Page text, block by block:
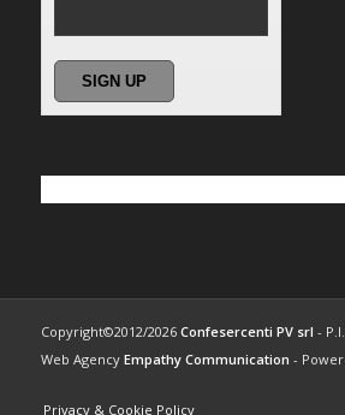
Copyright©2012/2026 Confesercenti PV srl -
Web Agency Empathy Communication -
Privacy & Cookie Policy